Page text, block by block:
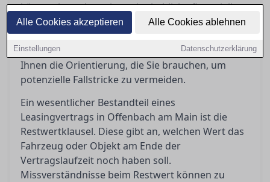
Alle Cookies akzeptieren Alle Cookies ablehnen
Einstellungen Datenschutzerklärung
können komplex sein und erhebliche finanzielle
Auswirkungen haben. Zudem stellt sich oft die
Frage, was passiert, wenn Sie den Vertrag
vorzeitig beenden möchten. Dieser Artikel gibt
Ihnen die Orientierung, die Sie brauchen, um
potenzielle Fallstricke zu vermeiden.
Ein wesentlicher Bestandteil eines
Leasingvertrags in Offenbach am Main ist die
Restwertklausel. Diese gibt an, welchen Wert das
Fahrzeug oder Objekt am Ende der
Vertragslaufzeit noch haben soll.
Missverständnisse beim Restwert können zu